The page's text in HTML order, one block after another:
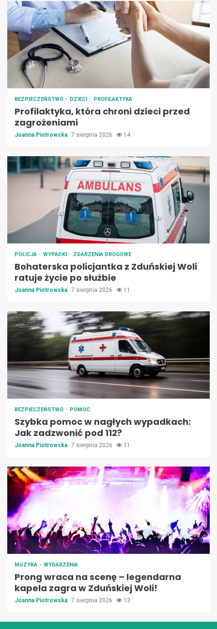
BEZPIECZEŃSTWO DZIECI PROFILAKTYKA
Profilaktyka, która chroni dzieci przed
zagrożeniami
Joanna Piotrowska 7 sierpnia 2026 14
POLICJA WYPADKI ZDARZENIA DROGOWE
Bohaterska policjantka z Zduńskiej Woli
ratuje życie po służbie
Joanna Piotrowska 7 sierpnia 2026 11
BEZPIECZEŃSTWO POMOC
Szybka pomoc w nagłych wypadkach:
Jak zadzwonić pod 112?
Joanna Piotrowska 7 sierpnia 2026 11
MUZYKA WYDARZENIA
Prong wraca na scenę – legendarna
kapela zagra w Zduńskiej Woli!
Joanna Piotrowska 7 sierpnia 2026 13